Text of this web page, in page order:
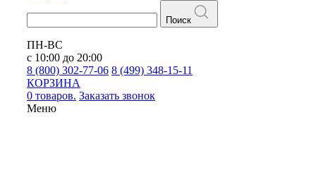
Поиск
ПН-ВС
с 10:00 до 20:00
8 (800) 302-77-06 8 (499) 348-15-11
КОРЗИНА
0 товаров. Заказать звонок
Меню